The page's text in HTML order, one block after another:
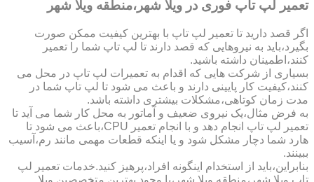
تعمیر لپ تاپ فوری در ویلا شهر،منطقه ویلا شهر
اگر قصد دارید تا تعمیر لپ تاپ با بهترین کیفیت ممکن صورت
بگیرد،باید به نیروهایی که قصد دارند تا لپ تاپ شما را تعمیر
کنند،اطمینان داشته باشید.
بسیاری از شرکت هایی که اقدام به تعمیرات لپ تاپ در محل می
کنند،کیفیت کار پایینی دارند و باعث می شود تا لپ تاپ شما در
مدت زمان کوتاهی،مشکلات بیشتری داشته باشد.
به فرض مثال،یک نیروی ضعیف و آماتور به محل کار شما می آید تا
تعمیر لپ تاپ انجام دهد و با انجام تعمیر CPU،باعث می شود تا
هارد شما دچار مشکل شود و یا اینکه قطعات مهمی مانند رم،آسیب
ببینند.
بنابراین،باید از استخدام اینگونه افراد،پرهیز کنید.خدمات تعمیر لپ
تاب ویلا شهر،منطقه ویلا شهر،با وجود بهترین متخصصین ویلا